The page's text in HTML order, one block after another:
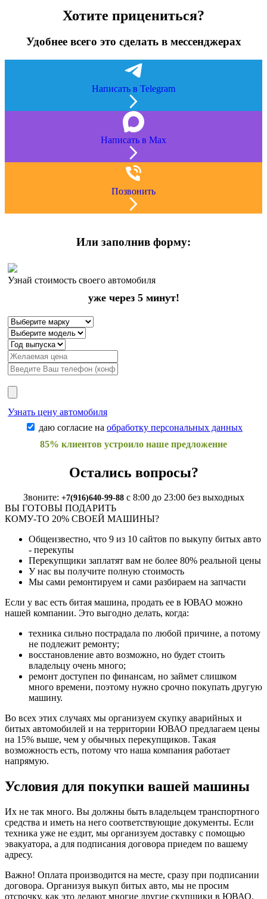
Хотите прицениться?
Удобнее всего это сделать в мессенджерах
Написать в Telegram
Написать в Max
Позвонить
Или заполнив форму:
Узнай стоимость своего автомобиля
уже через 5 минут!
Узнать цену автомобиля
даю согласие на обработку персональных данных
85% клиентов устроило наше предложение
Остались вопросы?
Звоните: +7(916)640-99-88с 8:00 до 23:00 без выходных
ВЫ ГОТОВЫ ПОДАРИТЬ
КОМУ-ТО 20% СВОЕЙ МАШИНЫ?
Общеизвестно, что 9 из 10 сайтов по выкупу битых авто
- перекупы
Перекупщики заплатят вам не более 80% реальной цены
У нас вы получите полную стоимость
Мы сами ремонтируем и сами разбираем на запчасти
Если у вас есть битая машина, продать ее в ЮВАО можно
нашей компании. Это выгодно делать, когда:
техника сильно пострадала по любой причине, а потому
не подлежит ремонту;
восстановление авто возможно, но будет стоить
владельцу очень много;
ремонт доступен по финансам, но займет слишком
много времени, поэтому нужно срочно покупать другую
машину.
Во всех этих случаях мы организуем скупку аварийных и
битых автомобилей и на территории ЮВАО предлагаем цены
на 15% выше, чем у обычных перекупщиков. Такая
возможность есть, потому что наша компания работает
напрямую.
Условия для покупки вашей машины
Их не так много. Вы должны быть владельцем транспортного
средства и иметь на него соответствующие документы. Если
техника уже не ездит, мы организуем доставку с помощью
эвакуатора, а для подписания договора приедем по вашему
адресу.
Важно! Оплата производится на месте, сразу при подписании
договора. Организуя выкуп битых авто, мы не просим
отсрочку, как это делают многие другие скупщики в ЮВАО.